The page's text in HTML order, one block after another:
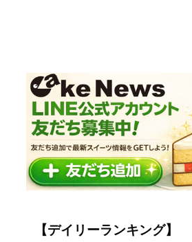
【デイリーランキング】